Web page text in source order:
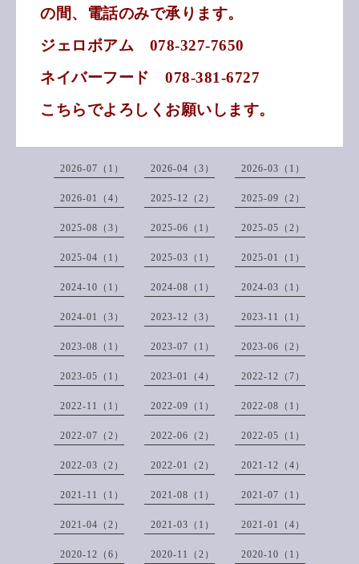
の間、電話のみで承ります。
ジェロボアム 078-327-7650
ネイバーフード 078-381-6727
こちらでよろしくお願いします。
2026-07（1） 2026-04（3） 2026-03（1）
2026-01（4） 2025-12（2） 2025-09（2）
2025-08（3） 2025-06（1） 2025-05（2）
2025-04（1） 2025-03（1） 2025-01（1）
2024-10（1） 2024-08（1） 2024-03（1）
2024-01（3） 2023-12（3） 2023-11（1）
2023-08（1） 2023-07（1） 2023-06（2）
2023-05（1） 2023-01（4） 2022-12（7）
2022-11（1） 2022-09（1） 2022-08（1）
2022-07（2） 2022-06（2） 2022-05（1）
2022-03（2） 2022-01（2） 2021-12（4）
2021-11（1） 2021-08（1） 2021-07（1）
2021-04（2） 2021-03（1） 2021-01（4）
2020-12（6） 2020-11（2） 2020-10（1）